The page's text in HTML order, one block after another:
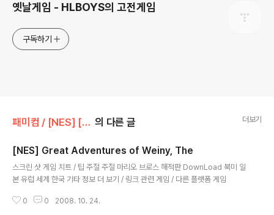
옛날게임 - HLBOYS의 고전게임
구독하기
패미컴 / [NES] [FC]/액션/아케이드 의 다른 글 더보기
[NES] Great Adventures of Weiny, The
스크린 샷 게임 치트 / 팁 주절 주절 마리오 브로스 해적판 DownLoad 북미 일
본 유럽 세계 한국 기타 정보 더 보기 / 링크 관련 게임 / 다른 플랫폼 게임
0 0 2008. 10. 24.